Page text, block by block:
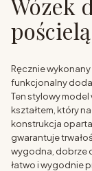
Wózek
Ręcznie
funkcjonalny
Ten stylowy
kształtem, który
konstrukcja
gwarantuje
wygodna, dobrze
łatwo i wygodnie